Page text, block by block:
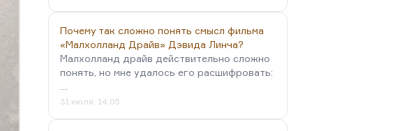
Почему так сложно понять смысл фильма
«Малхолланд Драйв» Дэвида Линча?
Малхолланд драйв действительно сложно
понять, но мне удалось его расшифровать:
31 июля, 14:05